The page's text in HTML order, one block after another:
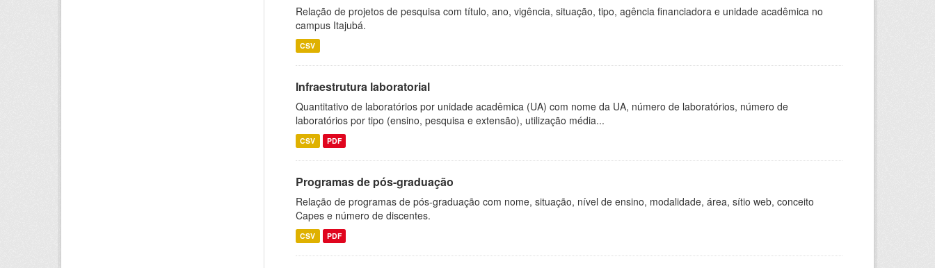
Relação de projetos de pesquisa com título, ano, vigência, situação, tipo, agência financiadora e unidade acadêmica no
campus Itajubá.
CSV
Infraestrutura laboratorial
Quantitativo de laboratórios por unidade acadêmica (UA) com nome da UA, número de laboratórios, número de
laboratórios por tipo (ensino, pesquisa e extensão), utilização média...
CSV PDF
Programas de pós-graduação
Relação de programas de pós-graduação com nome, situação, nível de ensino, modalidade, área, sítio web, conceito
Capes e número de discentes.
CSV PDF